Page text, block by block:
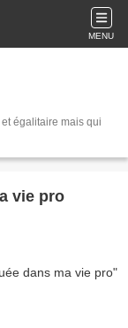
MENU
égalitaire mais qui
vie pro